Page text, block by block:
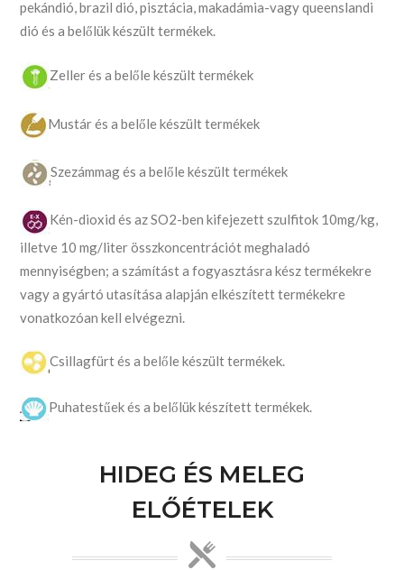
pekándió, brazil dió, pisztácia, makadámia-vagy queenslandi
dió és a belőlük készült termékek.
Zeller és a belőle készült termékek
Mustár és a belőle készült termékek
Szezámmag és a belőle készült termékek
Kén-dioxid és az SO2-ben kifejezett szulfitok 10mg/kg,
illetve 10 mg/liter összkoncentrációt meghaladó
mennyiségben; a számítást a fogyasztásra kész termékekre
vagy a gyártó utasítása alapján elkészített termékekre
vonatkozóan kell elvégezni.
Csillagfürt és a belőle készült termékek.
Puhatestűek és a belőlük készített termékek.
HIDEG ÉS MELEG
ELŐÉTELEK